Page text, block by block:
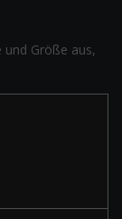
und Größe aus,